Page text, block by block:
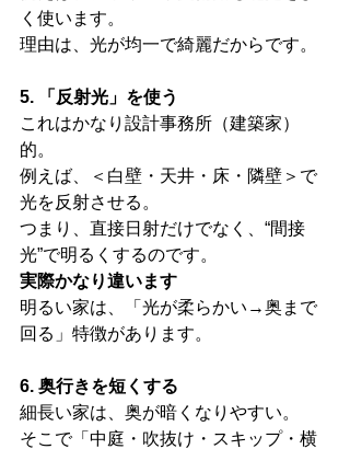
く使います。
理由は、光が均一で綺麗だからです。
5. 「反射光」を使う
これはかなり設計事務所（建築家）
的。
例えば、＜白壁・天井・床・隣壁＞で
光を反射させる。
つまり、直接日射だけでなく、“間接
光”で明るくするのです。
実際かなり違います
明るい家は、「光が柔らかい→奥まで
回る」特徴があります。
6. 奥行きを短くする
細長い家は、奥が暗くなりやすい。
そこで「中庭・吹抜け・スキップ・横